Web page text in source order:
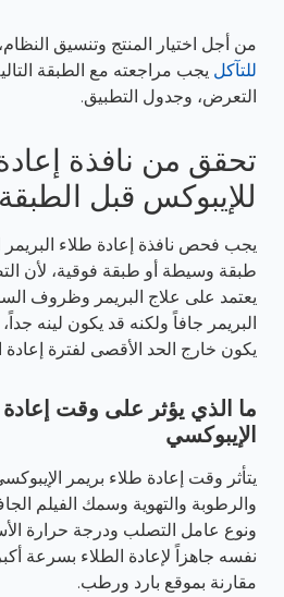
من أجل اختيار المنتج وتنسيق
للتآكل يجب مراجعته مع الطبقة
التعرض، وجدول التطبيق.
تحقق من نافذة
للإيبوكس قبل الطبقة
يجب فحص نافذة إعادة طلاء
طبقة وسيطة أو طبقة فوقية، لأن
يعتمد على علاج البريمر وظروف
البريمر جافاً ولكنه قد يكون لينه
يكون خارج الحد الأقصى لفترة إعادة
ما الذي يؤثر على وقت إعادة
الإيبوكسي
يتأثر وقت إعادة طلاء بريمر
والرطوبة والتهوية وسمك الفيلم
ونوع عامل التصلب ودرجة حرارة
نفسه جاهزاً لإعادة الطلاء بسرعة
مقارنة بموقع بارد ورطب.